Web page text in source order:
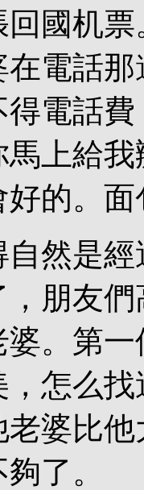
國机
電話那
電話
上給
的。
然是
朋友們
。第
怎么找
婆比
了。